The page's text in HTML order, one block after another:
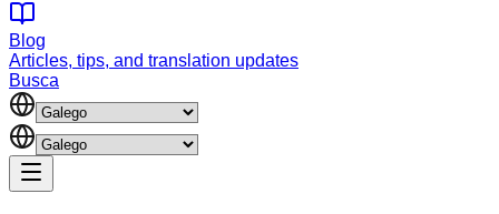
Blog
Articles, tips, and translation updates
Busca